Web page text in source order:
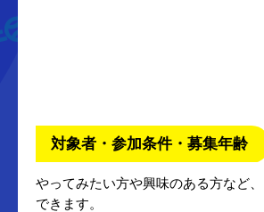
対象者・参加条件・募集年齢
やってみたい方や興味のある方など
できます。